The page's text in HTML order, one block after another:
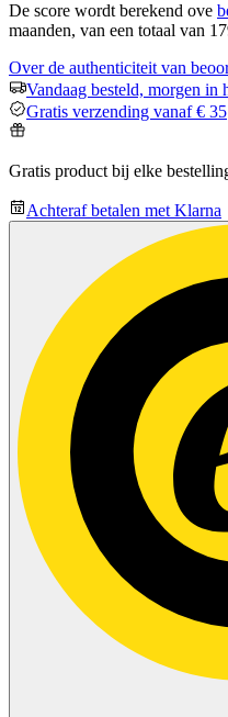
De score wordt berekend ove
maanden, van een totaal van
Over de authenticiteit van
Vandaag besteld, morgen in
Gratis verzending vanaf € 35
Gratis product bij elke
Achteraf betalen met Klarna